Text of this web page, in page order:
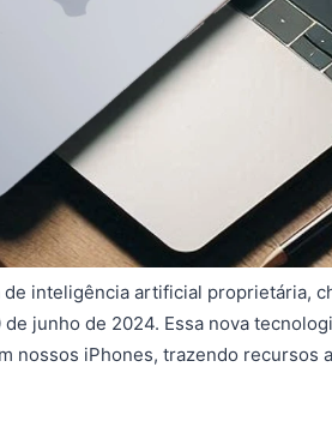
inteligência artificial proprietária,
de junho de 2024. Essa nova
nossos iPhones, trazendo recursos